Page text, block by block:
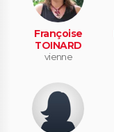
Françoise
TOINARD
vienne